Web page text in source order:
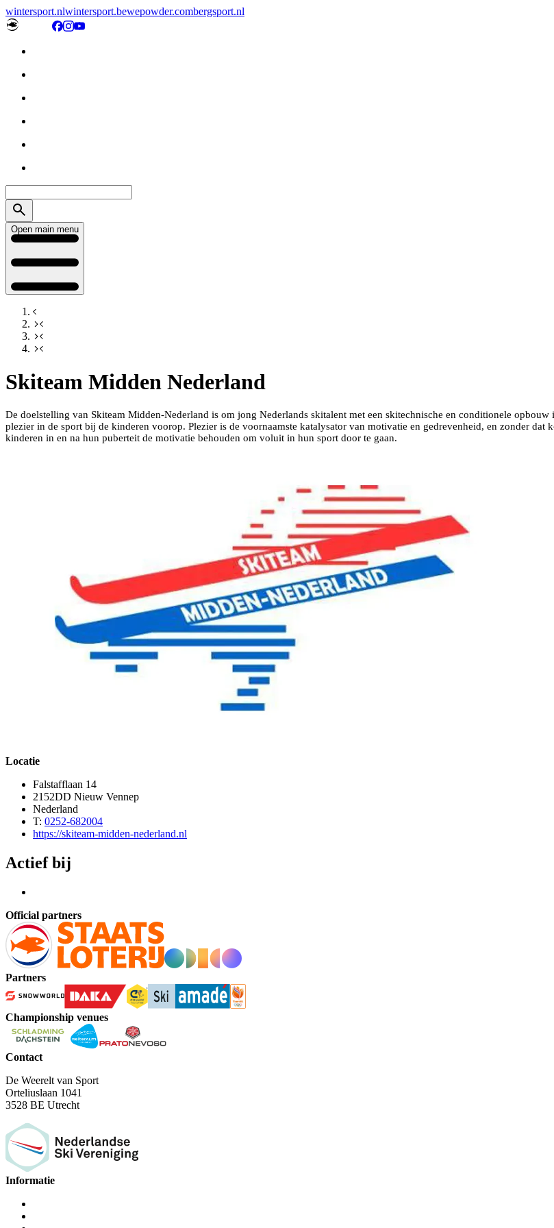
wintersport.nlwintersport.bewepowder.combergsport.nl
Open main menu
Skiteam Midden Nederland
De doelstelling van Skiteam Midden-Nederland is om jong Nederlands skitalent met een skitechnische en conditionele
plezier in de sport bij de kinderen voorop. Plezier is de voornaamste katalysator van motivatie en gedrevenheid, en zonder
kinderen in en na hun puberteit de motivatie behouden om voluit in hun sport door te gaan.
Locatie
Falstafflaan 14
2152DD Nieuw Vennep
Nederland
T: 0252-682004
https://skiteam-midden-nederland.nl
Actief bij
Official partners
Partners
Championship venues
Contact
De Weerelt van Sport
Orteliuslaan 1041
3528 BE Utrecht
Informatie